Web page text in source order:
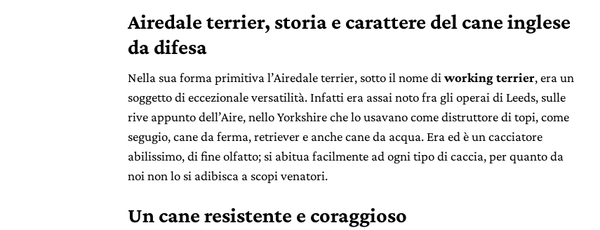
Airedale terrier, storia e carattere del cane inglese
da difesa
Nella sua forma primitiva l’Airedale terrier, sotto il nome di working terrier, era un
soggetto di eccezionale versatilità. Infatti era assai noto fra gli operai di Leeds, sulle
rive appunto dell’Aire, nello Yorkshire che lo usavano come distruttore di topi, come
segugio, cane da ferma, retriever e anche cane da acqua. Era ed è un cacciatore
abilissimo, di fine olfatto; si abitua facilmente ad ogni tipo di caccia, per quanto da
noi non lo si adibisca a scopi venatori.
Un cane resistente e coraggioso